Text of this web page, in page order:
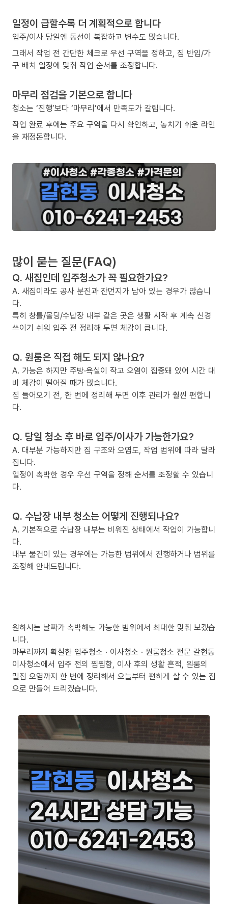
일정이 급할수록 더 계획적으로 합니다
입주/이사 당일엔 동선이 복잡하고 변수도 많습니다.
그래서 작업 전 간단한 체크로 우선 구역을 정하고, 짐 반입/가
구 배치 일정에 맞춰 작업 순서를 조정합니다.
마무리 점검을 기본으로 합니다
청소는 ‘진행’보다 ‘마무리’에서 만족도가 갈립니다.
작업 완료 후에는 주요 구역을 다시 확인하고, 놓치기 쉬운 라인
을 재정돈합니다.
많이 묻는 질문(FAQ)
Q. 새집인데 입주청소가 꼭 필요한가요?
A. 새집이라도 공사 분진과 잔먼지가 남아 있는 경우가 많습니
다.
특히 창틀/몰딩/수납장 내부 같은 곳은 생활 시작 후 계속 신경
쓰이기 쉬워 입주 전 정리해 두면 체감이 큽니다.
Q. 원룸은 직접 해도 되지 않나요?
A. 가능은 하지만 주방·욕실이 작고 오염이 집중돼 있어 시간 대
비 체감이 떨어질 때가 많습니다.
짐 들어오기 전, 한 번에 정리해 두면 이후 관리가 훨씬 편합니
다.
Q. 당일 청소 후 바로 입주/이사가 가능한가요?
A. 대부분 가능하지만 집 구조와 오염도, 작업 범위에 따라 달라
집니다.
일정이 촉박한 경우 우선 구역을 정해 순서를 조정할 수 있습니
다.
Q. 수납장 내부 청소는 어떻게 진행되나요?
A. 기본적으로 수납장 내부는 비워진 상태에서 작업이 가능합니
다.
내부 물건이 있는 경우에는 가능한 범위에서 진행하거나 범위를
조정해 안내드립니다.
원하시는 날짜가 촉박해도 가능한 범위에서 최대한 맞춰 보겠습
니다.
마무리까지 확실한 입주청소 · 이사청소 · 원룸청소 전문 갈현동
이사청소에서 입주 전의 찝찝함, 이사 후의 생활 흔적, 원룸의
밀집 오염까지 한 번에 정리해서 오늘부터 편하게 살 수 있는 집
으로 만들어 드리겠습니다.